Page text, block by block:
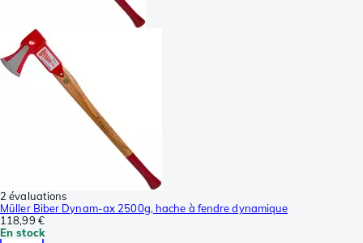
2 évaluations
Müller Biber Dynam-ax 2500g, hache à fendre dynamique
118,99 €
En stock